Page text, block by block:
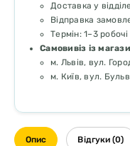
Доставка у
Відправка
Термін: 1–3 робочі
Самовивіз із
м. Львів, вул.
м. Київ, вул.
Опис Відгуки (0)